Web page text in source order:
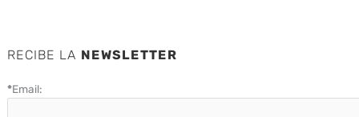
RECIBE LA NEWSLETTER
*Email: